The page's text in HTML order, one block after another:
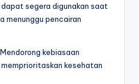
segera digunakan saat
menunggu pencairan
kebiasaan
kesehatan